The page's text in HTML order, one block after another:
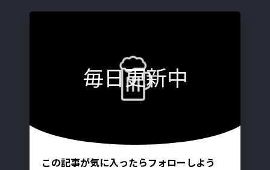
毎日更新中
この記事が気に入ったらフォローしよう